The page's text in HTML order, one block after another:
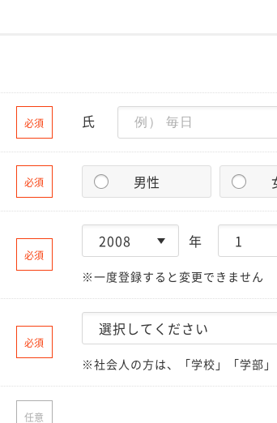
必須 氏
必須 男性
必須
年
※一度登録すると変更できません
必須
※社会人の方は、「学校」「学部
任意